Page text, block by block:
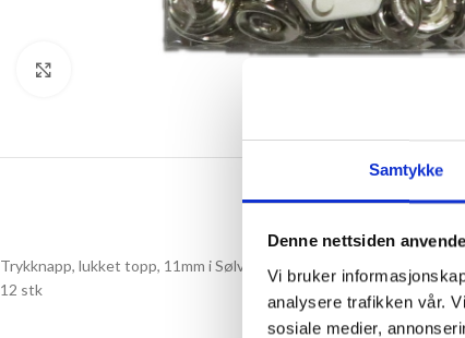
Samtykke
Denne nettsiden
Vi bruker
analysere trafikken vår.
sosiale medier,
Trykknapp, lukket topp, 11mm i Sølv.
12 stk